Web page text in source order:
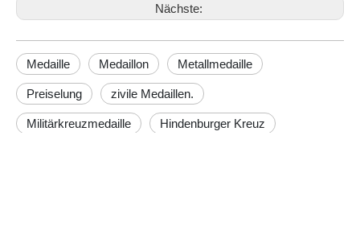
Nächste:
Medaille Medaillon Metallmedaille
Preiselung zivile Medaillen.
Militärkreuzmedaille Hindenburger Kreuz